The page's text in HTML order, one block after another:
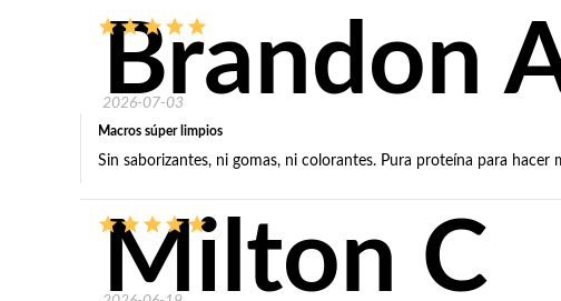
Brandon
2026-07-03
Macros súper limpios
Sin saborizantes, ni gomas, ni colorantes. Pura proteína para hacer
Milton C